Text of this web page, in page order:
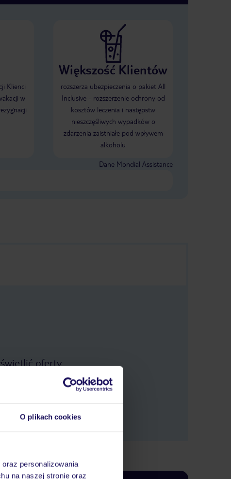
O plikach cookies
personalizowania
na naszej stronie oraz
Klienci
w
Większość Klientów
rozszerza ubezpieczenia o pakiet All
Inclusive - rozszerzenie ochrony od
kosztów leczenia i następstw
nieszczęśliwych wypadków o
zdarzenia zaistniałe pod wpływem
alkoholu
Dane Mondial Assistance
oferty.